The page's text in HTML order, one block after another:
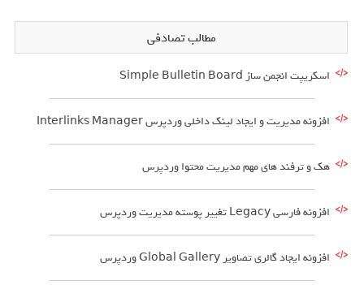
مطالب تصادفی
اسکریپت انجمن ساز Simple Bulletin Board
افزونه مدیریت و ایجاد لینک داخلی وردپرس Interlinks Manager
هک و ترفند های مهم مدیریت محتوا وردپرس
افزونه فارسی Legacy تغییر پوسته مدیریت وردپرس
افزونه ایجاد گالری تصاویر Global Gallery وردپرس